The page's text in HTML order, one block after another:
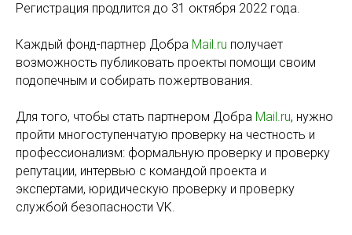
Регистрация продлится до 31 октября 2022 года.
Каждый фонд-партнер Добра Mail.ru получает
возможность публиковать проекты помощи своим
подопечным и собирать пожертвования.
Для того, чтобы стать партнером Добра Mail.ru, нужно
пройти многоступенчатую проверку на честность и
профессионализм: формальную проверку и проверку
репутации, интервью с командой проекта и
экспертами, юридическую проверку и проверку
службой безопасности VK.